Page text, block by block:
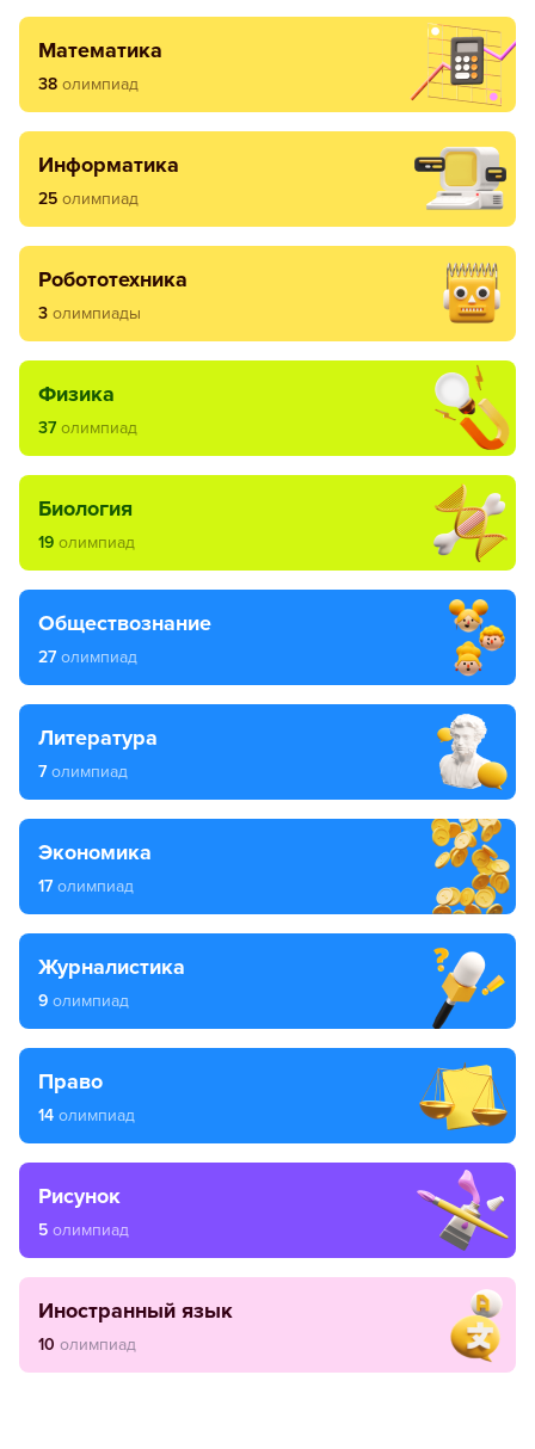
математика
38 олимпиад
информатика
25 олимпиад
робототехника
3 олимпиады
физика
37 олимпиад
биология
19 олимпиад
обществознание
27 олимпиад
литература
7 олимпиад
экономика
17 олимпиад
журналистика
9 олимпиад
право
14 олимпиад
рисунок
5 олимпиад
иностранный язык
10 олимпиад